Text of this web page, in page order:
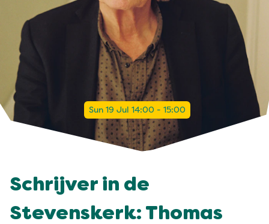
Sun 19 Jul 14:00 - 15:00
Schrijver in de
Stevenskerk: Thomas